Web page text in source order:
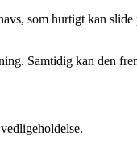
som hurtigt kan
Samtidig kan den